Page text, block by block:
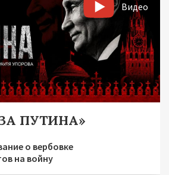
Видео
ПУТИНА»
о вербовке
на войну